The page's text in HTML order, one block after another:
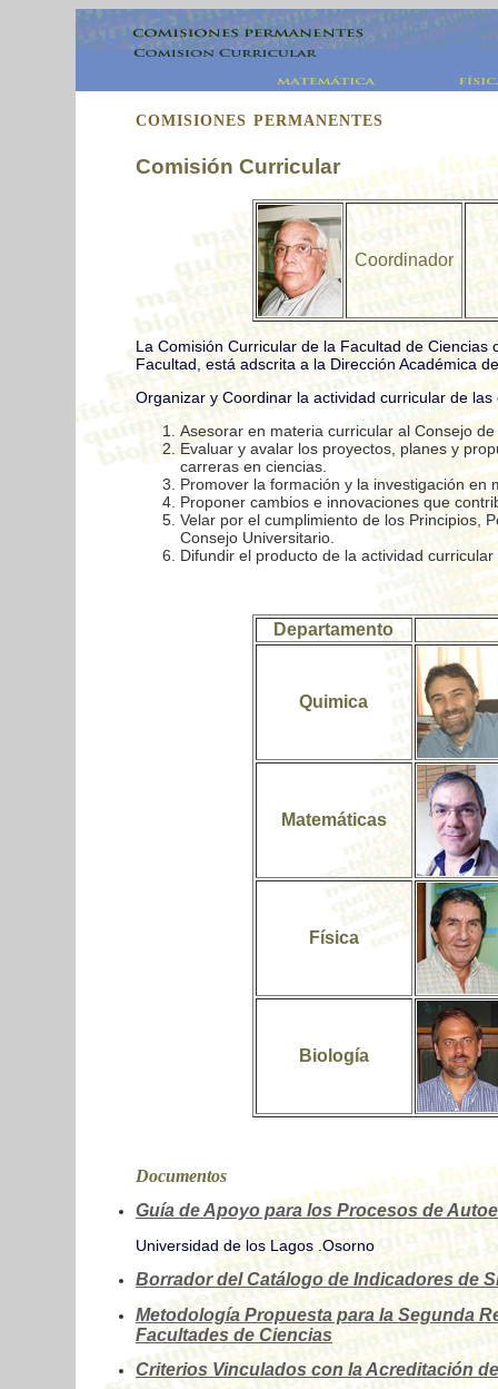
COMISIONES PERMANENTES
Comisión Curricular
Coordinador
La Comisión Curricular de la Facultad de Ciencias
Facultad, está adscrita a la Dirección Académica
Organizar y Coordinar la actividad curricular de
Asesorar en materia curricular al Consejo
Evaluar y avalar los proyectos, planes y
carreras en ciencias.
Promover la formación y la investigación en
Proponer cambios e innovaciones que
Velar por el cumplimiento de los Principios,
Consejo Universitario.
Difundir el producto de la actividad
Departamento
Quimica
Matemáticas
Física
Biología
Documentos
Guía de Apoyo para los Procesos de
Universidad de los Lagos .Osorno
Borrador del Catálogo de Indicadores de
Metodología Propuesta para la Segunda
Facultades de Ciencias
Criterios Vinculados con la Acreditación